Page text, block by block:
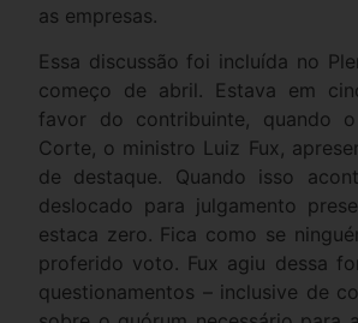
as empresas.
Essa discussão foi incluída no
começo de abril. Estava em
favor do contribuinte, quando
Corte, o ministro Luiz Fux,
de destaque. Quando isso
deslocado para julgamento
estaca zero. Fica como se
proferido voto. Fux agiu dessa
questionamentos – inclusive de